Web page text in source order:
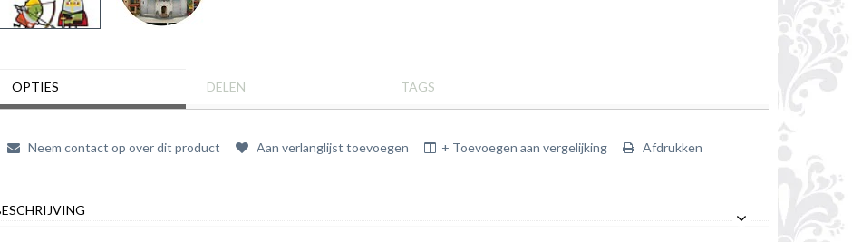
OPTIES DELEN TAGS
Neem contact op over dit product Aan verlanglijst toevoegen + Toevoegen aan vergelijking Afdrukken